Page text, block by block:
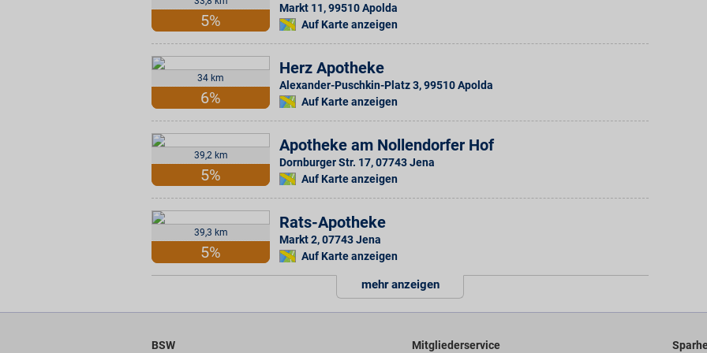
5%
Markt 11,99510Apolda
Auf Karte anzeigen
34 km
6%
Herz Apotheke
Alexander-Puschkin-Platz 3,99510Apolda
Auf Karte anzeigen
39,2 km
5%
Apotheke am Nollendorfer Hof
Dornburger Str. 17,07743Jena
Auf Karte anzeigen
39,3 km
5%
Rats-Apotheke
Markt 2,07743Jena
Auf Karte anzeigen
mehr anzeigen
BSW Mitgliederservice